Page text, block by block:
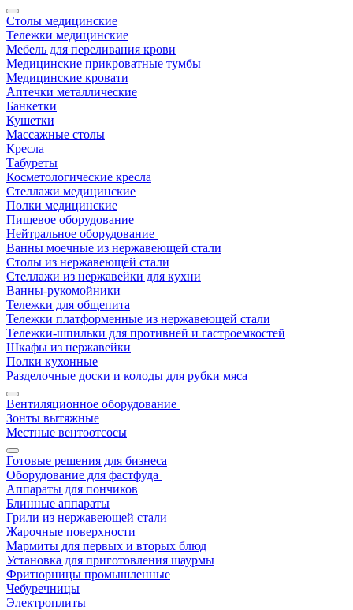
Столы медицинские
Тележки медицинские
Мебель для переливания крови
Медицинские прикроватные тумбы
Медицинские кровати
Аптечки металлические
Банкетки
Кушетки
Массажные столы
Кресла
Табуреты
Косметологические кресла
Стеллажи медицинские
Полки медицинские
Пищевое оборудование
Нейтральное оборудование
Ванны моечные из нержавеющей стали
Столы из нержавеющей стали
Стеллажи из нержавейки для кухни
Ванны-рукомойники
Тележки для общепита
Тележки платформенные из нержавеющей стали
Тележки-шпильки для противней и гастроемкостей
Шкафы из нержавейки
Полки кухонные
Разделочные доски и колоды для рубки мяса
Вентиляционное оборудование
Зонты вытяжные
Местные вентоотсосы
Готовые решения для бизнеса
Оборудование для фастфуда
Аппараты для пончиков
Блинные аппараты
Грили из нержавеющей стали
Жарочные поверхности
Мармиты для первых и вторых блюд
Установка для приготовления шаурмы
Фритюрницы промышленные
Чебуречницы
Электроплиты